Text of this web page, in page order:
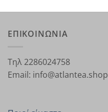
ΕΠΙΚΟΙΝΩΝΙΑ
Τηλ 2286024758
Email: info@atlantea.shop